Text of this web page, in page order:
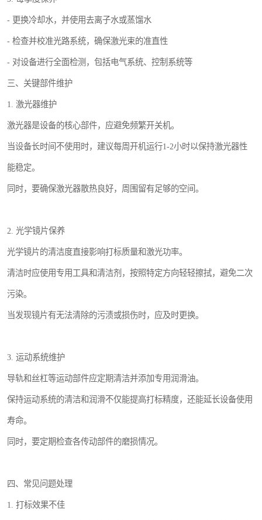
- 更换冷却水，并使用去离子水或蒸馏水
- 检查并校准光路系统，确保激光束的准直性
- 对设备进行全面检测，包括电气系统、控制系统等
三、关键部件维护
1. 激光器维护
激光器是设备的核心部件，应避免频繁开关机。
当设备长时间不使用时，建议每周开机运行1-2小时以保持激光器性
能稳定。
同时，要确保激光器散热良好，周围留有足够的空间。
2. 光学镜片保养
光学镜片的清洁度直接影响打标质量和激光功率。
清洁时应使用专用工具和清洁剂，按照特定方向轻轻擦拭，避免二次
污染。
当发现镜片有无法清除的污渍或损伤时，应及时更换。
3. 运动系统维护
导轨和丝杠等运动部件应定期清洁并添加专用润滑油。
保持运动系统的清洁和润滑不仅能提高打标精度，还能延长设备使用
寿命。
同时，要定期检查各传动部件的磨损情况。
四、常见问题处理
1. 打标效果不佳